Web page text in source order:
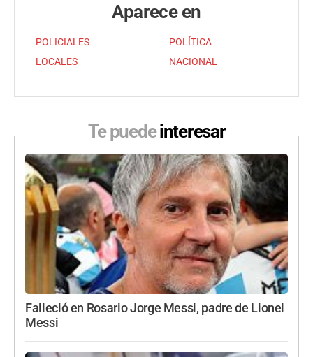
Aparece en
POLICIALES
LOCALES
POLÍTICA
NACIONAL
Te puedeinteresar
Falleció en Rosario Jorge Messi, padre de Lionel
Messi